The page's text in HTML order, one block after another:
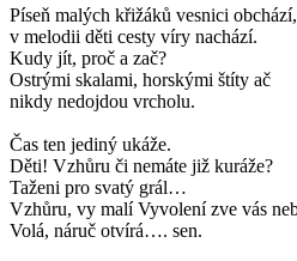
Píseň malých křižáků vesnici obchází,
v melodii děti cesty víry nachází.
Kudy jít, proč a zač?
Ostrými skalami, horskými štíty ač
nikdy nedojdou vrcholu.
Čas ten jediný ukáže.
Děti! Vzhůru či nemáte již kuráže?
Taženi pro svatý grál…
Vzhůru, vy malí Vyvolení zve vás
Volá, náruč otvírá…. sen.